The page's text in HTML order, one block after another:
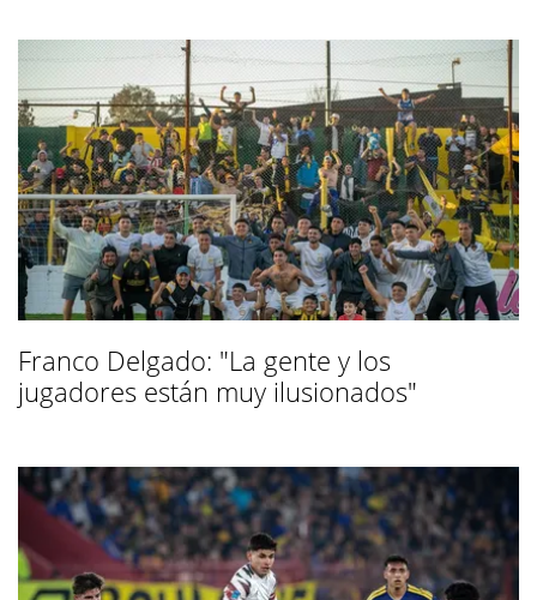
Franco Delgado: "La gente y los
jugadores están muy ilusionados"